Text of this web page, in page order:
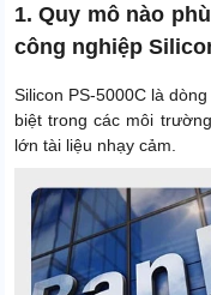
Trọng lượng sản phẩm
Trọng lượng đóng gói
Công nghệ
Độ ồn
Xuất xứ
Điện áp
1. Quy mô nào
công nghiệp
Silicon PS-5000C là
biệt trong các môi
lớn tài liệu nhạy cảm.